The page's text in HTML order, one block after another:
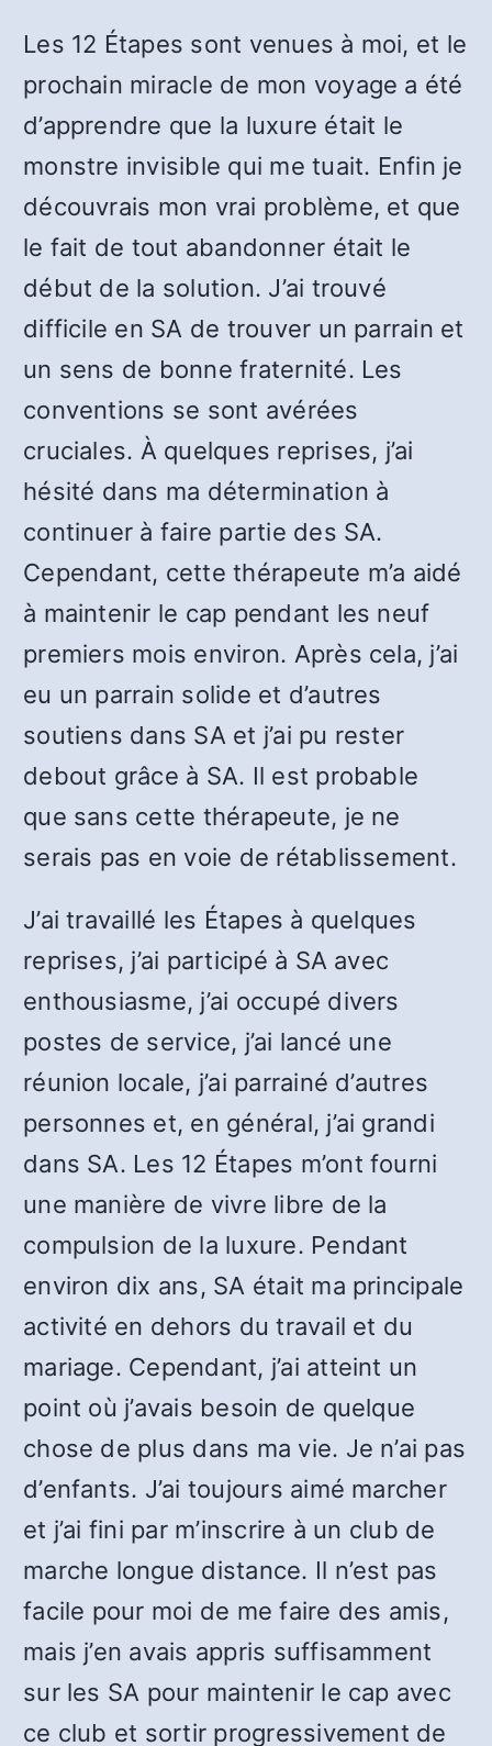
Les 12 Étapes sont venues à moi, et le
prochain miracle de mon voyage a été
d’apprendre que la luxure était le
monstre invisible qui me tuait. Enfin je
découvrais mon vrai problème, et que
le fait de tout abandonner était le
début de la solution. J’ai trouvé
difficile en SA de trouver un parrain et
un sens de bonne fraternité. Les
conventions se sont avérées
cruciales. À quelques reprises, j’ai
hésité dans ma détermination à
continuer à faire partie des SA.
Cependant, cette thérapeute m’a aidé
à maintenir le cap pendant les neuf
premiers mois environ. Après cela, j’ai
eu un parrain solide et d’autres
soutiens dans SA et j’ai pu rester
debout grâce à SA. Il est probable
que sans cette thérapeute, je ne
serais pas en voie de rétablissement.
J’ai travaillé les Étapes à quelques
reprises, j’ai participé à SA avec
enthousiasme, j’ai occupé divers
postes de service, j’ai lancé une
réunion locale, j’ai parrainé d’autres
personnes et, en général, j’ai grandi
dans SA. Les 12 Étapes m’ont fourni
une manière de vivre libre de la
compulsion de la luxure. Pendant
environ dix ans, SA était ma principale
activité en dehors du travail et du
mariage. Cependant, j’ai atteint un
point où j’avais besoin de quelque
chose de plus dans ma vie. Je n’ai pas
d’enfants. J’ai toujours aimé marcher
et j’ai fini par m’inscrire à un club de
marche longue distance. Il n’est pas
facile pour moi de me faire des amis,
mais j’en avais appris suffisamment
sur les SA pour maintenir le cap avec
ce club et sortir progressivement de